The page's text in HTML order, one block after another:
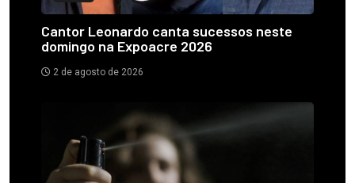
Cantor Leonardo canta sucessos neste
domingo na Expoacre 2026
2 de agosto de 2026